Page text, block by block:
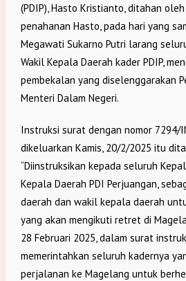
(PDIP), Hasto Kristianto, ditahan
penahanan Hasto, pada hari yang
Megawati Sukarno Putri larang
Wakil Kepala Daerah kader PDIP,
pembekalan yang diselenggarakan
Menteri Dalam Negeri.
Instruksi surat dengan nomor 7294/
dikeluarkan Kamis, 20/2/2025 itu
“Diinstruksikan kepada seluruh
Kepala Daerah PDI Perjuangan,
daerah dan wakil kepala daerah
yang akan mengikuti retret di
28 Februari 2025, dalam surat
memerintahkan seluruh kadernya
perjalanan ke Magelang untuk